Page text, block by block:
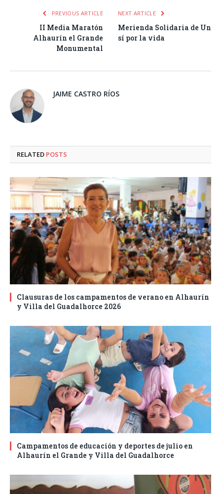
PREVIOUS ARTICLE
II Media Maratón
Alhaurín el Grande
Monumental
NEXT ARTICLE
Merienda Solidaria de Un
sí por la vida
JAIME CASTRO RÍOS
RELATED POSTS
Clausuras de los campamentos de verano en Alhaurín
y Villa del Guadalhorce 2026
Campamentos de educación y deportes de julio en
Alhaurín el Grande y Villa del Guadalhorce